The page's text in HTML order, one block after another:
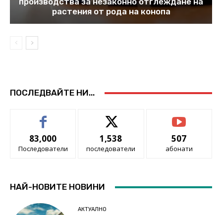
растения от рода на конопа
ПОСЛЕДВАЙТЕ НИ...
83,000
Последователи
1,538
последователи
507
абонати
НАЙ-НОВИТЕ НОВИНИ
АКТУАЛНО